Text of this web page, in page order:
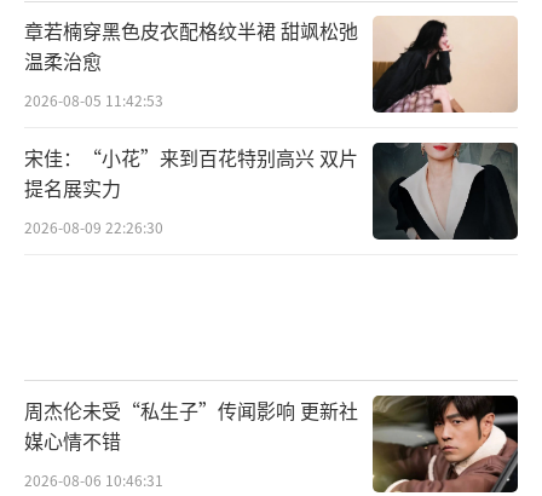
源“虐”了。
LV这边，看秀、拍大片、给高定都已经是
基操。当然，迪丽热巴本身也非常给力，凭借
大气明艳的长相和超强的时尚表现力，完美诠
释了高端奢侈品的品牌调性。
迪丽热巴的重视简直绝了。
爱屋及乌，御木本也超级宠粉。每年迪丽
热巴生日的时候，御木本都会给热巴送上10万
章若楠穿黑色皮衣配格纹半裙 甜飒松弛
温柔治愈
2026-08-05 11:42:53
宋佳：“小花”来到百花特别高兴 双片
提名展实力
2026-08-09 22:26:30
周杰伦未受“私生子”传闻影响 更新社
媒心情不错
2026-08-06 10:46:31